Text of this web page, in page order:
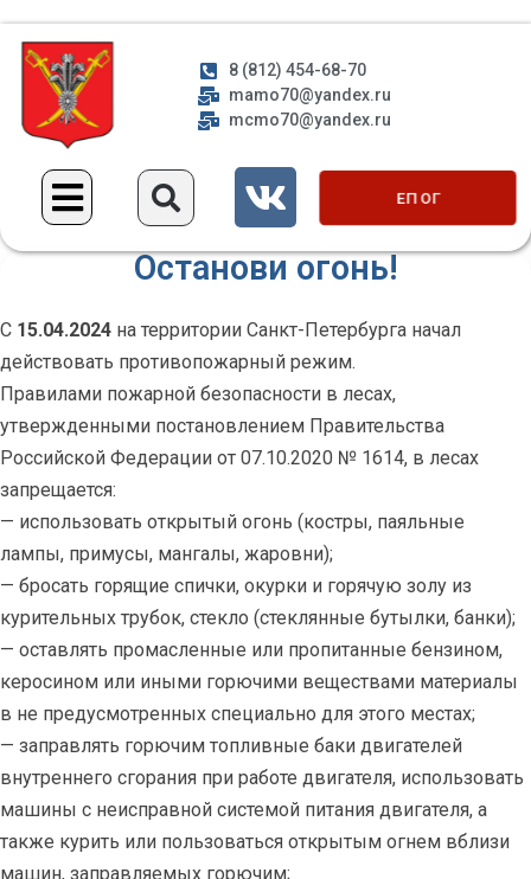
8 (812) 454-68-70
mamo70@yandex.ru
mcmo70@yandex.ru
ЕП ОГ
Останови огонь!
С 15.04.2024 на территории Санкт-Петербурга начал
действовать противопожарный режим.
Правилами пожарной безопасности в лесах,
утвержденными постановлением Правительства
Российской Федерации от 07.10.2020 № 1614, в лесах
запрещается:
— использовать открытый огонь (костры, паяльные
лампы, примусы, мангалы, жаровни);
— бросать горящие спички, окурки и горячую золу из
курительных трубок, стекло (стеклянные бутылки, банки);
— оставлять промасленные или пропитанные бензином,
керосином или иными горючими веществами материалы
в не предусмотренных специально для этого местах;
— заправлять горючим топливные баки двигателей
внутреннего сгорания при работе двигателя, использовать
машины с неисправной системой питания двигателя, а
также курить или пользоваться открытым огнем вблизи
машин, заправляемых горючим;